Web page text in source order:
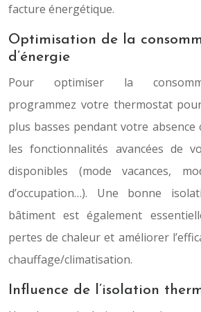
facture énergétique.
Optimisation de la
d’énergie
Pour optimiser la
programmez votre thermostat
plus basses pendant votre absence
les fonctionnalités avancées de
disponibles (mode vacances,
d’occupation…). Une bonne
bâtiment est également
pertes de chaleur et améliorer
chauffage/climatisation.
Influence de l’isolation